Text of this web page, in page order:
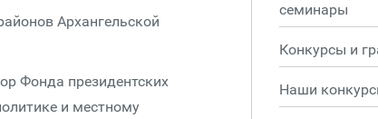
Архангельской
Фонда президентских
и местному
семинары
Конкурсы и
Наши